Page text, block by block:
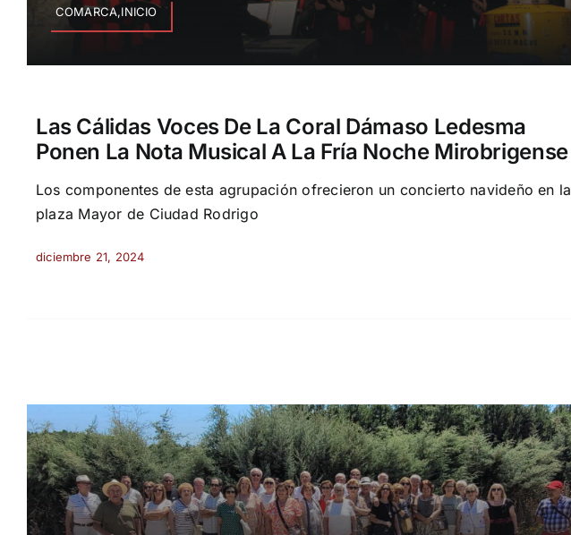
COMARCA,INICIO
Las Cálidas Voces De La Coral Dámaso Ledesma
Ponen La Nota Musical A La Fría Noche Mirobrigense
Los componentes de esta agrupación ofrecieron un concierto navideño en la
plaza Mayor de Ciudad Rodrigo
diciembre 21, 2024